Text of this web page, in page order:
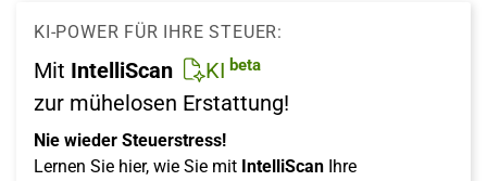
KI-POWER FÜR IHRE STEUER:
Mit IntelliScan KI beta
zur mühelosen Erstattung!
Nie wieder Steuerstress!
Lernen Sie hier, wie Sie mit IntelliScan Ihre